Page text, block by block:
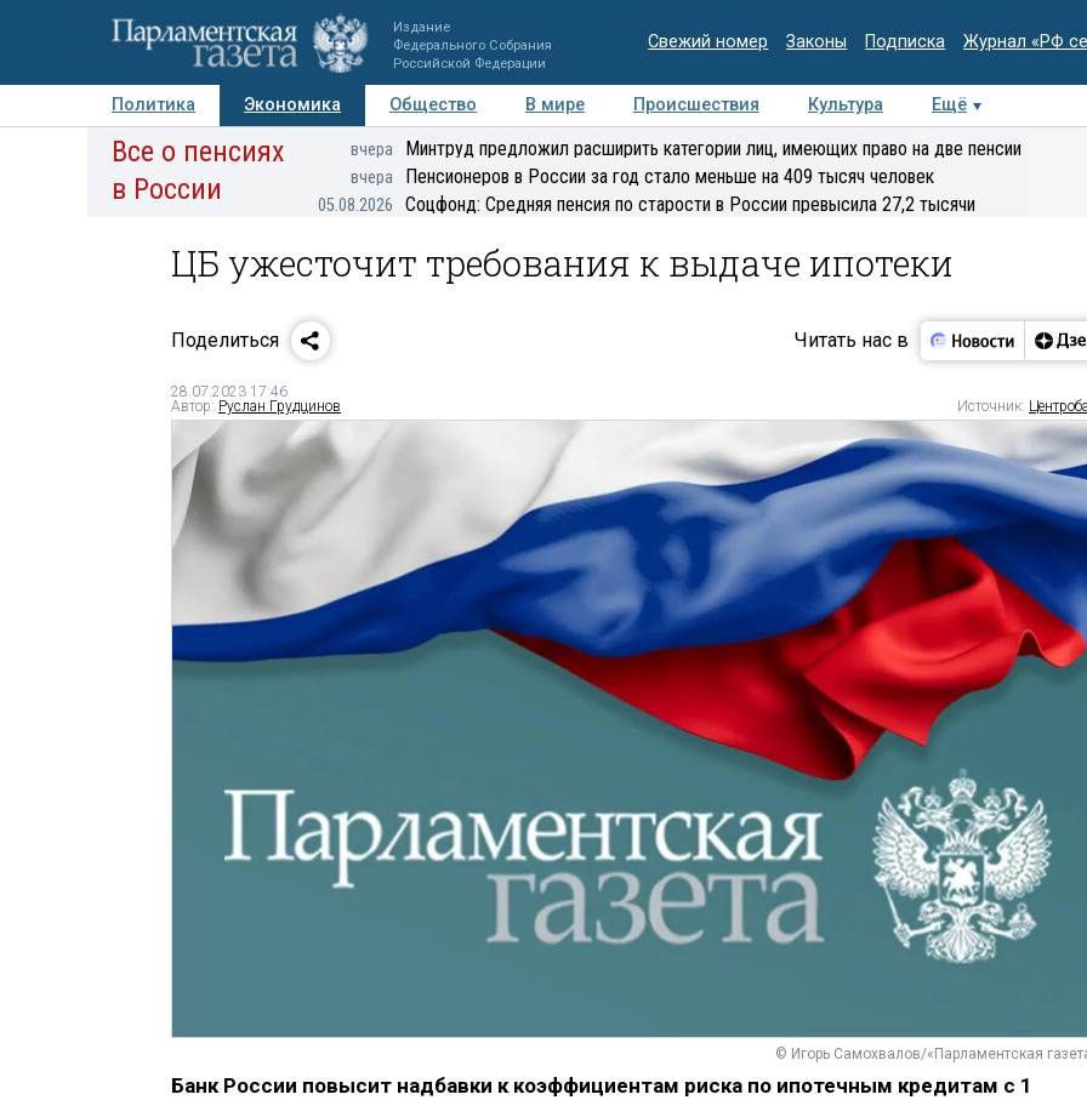
Издание
Федерального Собрания
Российской Федерации
Свежий номер Законы Подписка Журнал «РФ
Политика Экономика Общество В мире Происшествия Культура
Ещё
Авторы Персоны Мнения Регионы Медиацентр Интервью Колумнисты
Все о пенсиях
в России
вчера Минтруд предложил расширить категории лиц, имеющих право на две пенсии
вчера Пенсионеров в России за год стало меньше на 409 тысяч человек
05.08.2026 Соцфонд: Средняя пенсия по старости в России превысила 27,2 тысячи
ЦБ ужесточит требования к выдаче ипотеки
Поделиться Читать нас в
28.07.2023 17:46
Автор: Руслан Грудцинов Источник:
© Игорь Самохвалов/«Парламентская
Банк России повысит надбавки к коэффициентам риска по ипотечным кредитам с 1